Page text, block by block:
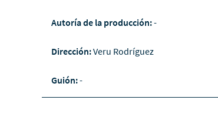
Autoría de la producción:-
Dirección:Veru Rodríguez
Guión:-